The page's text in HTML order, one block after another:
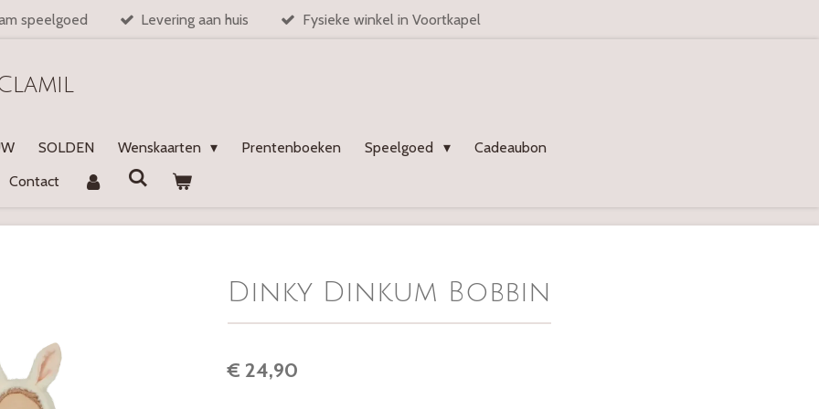
speelgoed Levering aan huis Fysieke winkel in Voortkapel
SOLDEN Wenskaarten Prentenboeken Speelgoed
Cadeaubon
Contact
Dinky Dinkum Bobbin
€ 24,90